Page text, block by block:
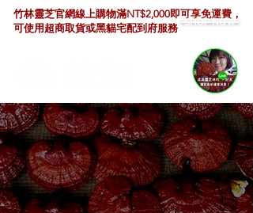
竹林靈芝官網線上購物滿NT$2,000即可享免運費，
可使用超商取貨或黑貓宅配到府服務 SHOP NOW